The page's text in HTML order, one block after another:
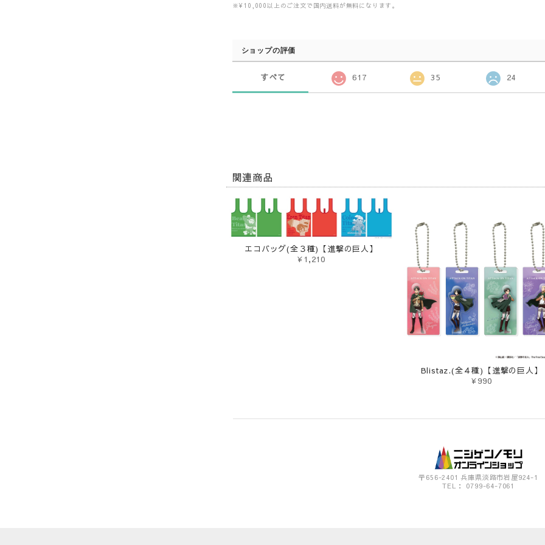
※¥10,000以上のご注文で国内送料が無料になります。
ショップの評価
すべて 617 35 24
関連商品
エコバッグ(全３種)【進撃の巨人】
¥1,210
Blistaz.(全４種)【進撃の巨人】
¥990
〒656-2401 兵庫県淡路市岩屋924-1
TEL： 0799-64-7061